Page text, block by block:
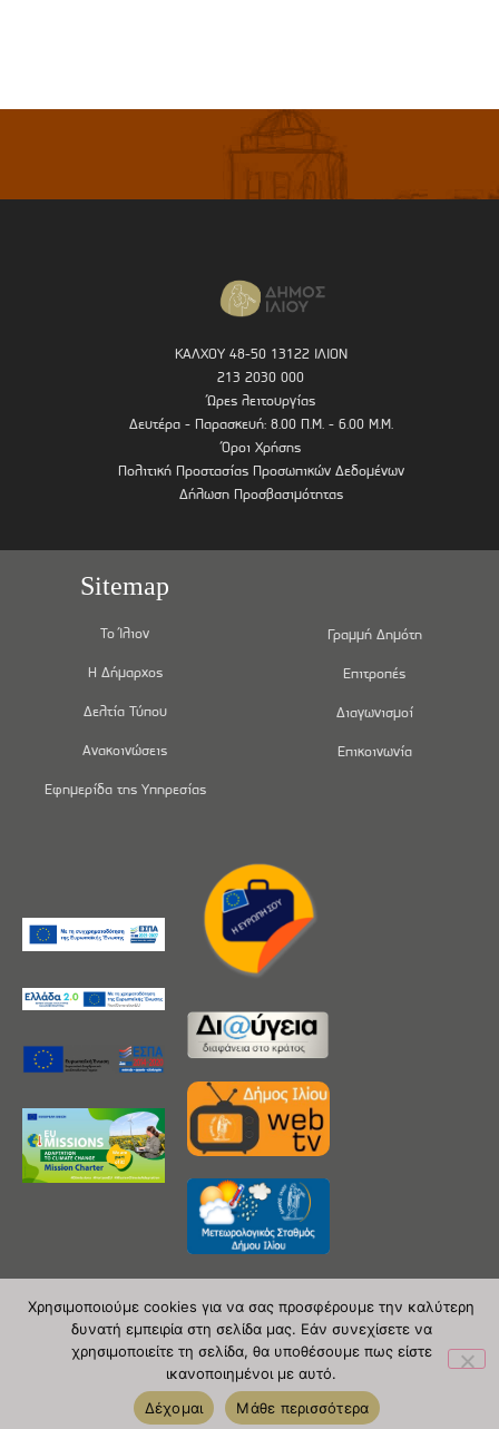
ΚΑΛΧΟΥ 48-50 13122 ΙΛΙΟΝ
213 2030 000
Ώρες λειτουργίας
Δευτέρα - Παρασκευή: 8.00 Π.Μ. - 6.00 Μ.Μ.
Όροι Χρήσης
Πολιτική Προστασίας Προσωπικών Δεδομένων
Δήλωση Προσβασιμότητας
Sitemap
Το Ίλιον
Η Δήμαρχος
Δελτία Τύπου
Ανακοινώσεις
Εφημερίδα της Υπηρεσίας
Γραμμή Δημότη
Επιτροπές
Διαγωνισμοί
Επικοινωνία
Copyright 2020 © Δήμος Ιλίου
| powered by Evolutionprojects
Χρησιμοποιούμε cookies για να σας προσφέρουμε την καλύτερη
δυνατή εμπειρία στη σελίδα μας. Εάν συνεχίσετε να
χρησιμοποιείτε τη σελίδα, θα υποθέσουμε πως είστε
ικανοποιημένοι με αυτό.
Δέχομαι
Μάθε περισσότερα